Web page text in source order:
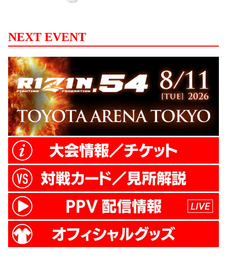
行大会実行委員長、KINGレイナが出席。
榊原実行委員長から追加カードが発表され
た。 急遽参戦が決まったKINGレイナの対
戦相手はアメリカ出身のクリスタル・スト
ークス。現在、UFC世界女子フェザー級王
者・クリス・サイボーグと...
NEXT EVENT